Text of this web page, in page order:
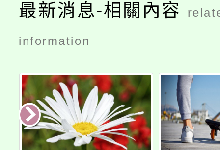
最新消息-相關內容
information